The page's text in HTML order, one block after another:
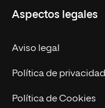
Trabaja en UNIR
Actualidad
Contacto
Aspectos legales
Aviso legal
Política de privacidad
Política de Cookies